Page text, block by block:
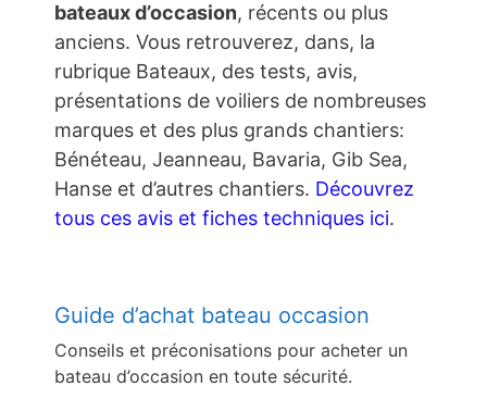
bateaux d’occasion, récents ou plus
anciens. Vous retrouverez, dans, la
rubrique Bateaux, des tests, avis,
présentations de voiliers de nombreuses
marques et des plus grands chantiers:
Bénéteau, Jeanneau, Bavaria, Gib Sea,
Hanse et d’autres chantiers. Découvrez
tous ces avis et fiches techniques ici.
Guide d’achat bateau occasion
Conseils et préconisations pour acheter un
bateau d’occasion en toute sécurité.